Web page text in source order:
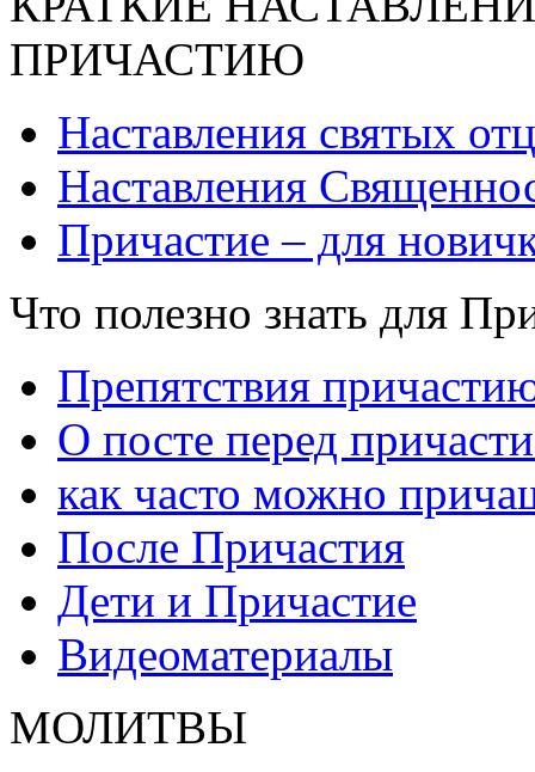
ПРИЧАСТИЮ
Наставления святых
Наставления
Причастие – для
Что полезно знать для
Препятствия
О посте перед
как часто можно
После Причастия
Дети и Причастие
Видеоматериалы
МОЛИТВЫ